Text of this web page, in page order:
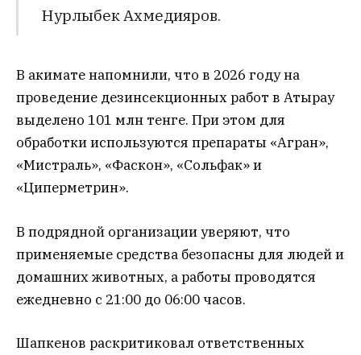
Нурлыбек Ахмедияров.
В акимате напомнили, что в 2026 году на
проведение дезинсекционных работ в Атырау
выделено 101 млн тенге. При этом для
обработки используются препараты «Агран»,
«Мистраль», «Фаскон», «Сольфак» и
«Циперметрин».
В подрядной организации уверяют, что
применяемые средства безопасны для людей и
домашних животных, а работы проводятся
ежедневно с 21:00 до 06:00 часов.
Шапкенов раскритиковал ответственных